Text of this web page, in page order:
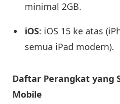
minimal 2GB.
iOS: iOS 15 ke atas
semua iPad modern).
Daftar Perangkat yang
Mobile